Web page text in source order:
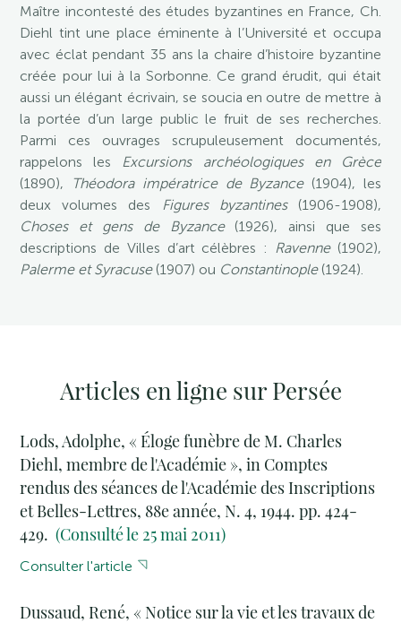
Maître incontesté des études byzantines en France, Ch.
Diehl tint une place éminente à l’Université et occupa
avec éclat pendant 35 ans la chaire d’histoire byzantine
créée pour lui à la Sorbonne. Ce grand érudit, qui était
aussi un élégant écrivain, se soucia en outre de mettre à
la portée d’un large public le fruit de ses recherches.
Parmi ces ouvrages scrupuleusement documentés,
rappelons les Excursions archéologiques en Grèce
(1890), Théodora impératrice de Byzance(1904), les
deux volumes des Figures byzantines(1906-1908),
Choses et gens de Byzance(1926), ainsi que ses
descriptions de Villes d’art célèbres : Ravenne(1902),
Palerme et Syracuse(1907) ou Constantinople(1924).
Articles en ligne sur Persée
Lods, Adolphe, « Éloge funèbre de M. Charles
Diehl, membre de l'Académie », in Comptes
rendus des séances de l'Académie des Inscriptions
et Belles-Lettres, 88e année, N. 4, 1944. pp. 424-
429.(Consulté le 25 mai 2011)
Consulter l'article
Dussaud, René, « Notice sur la vie et les travaux de